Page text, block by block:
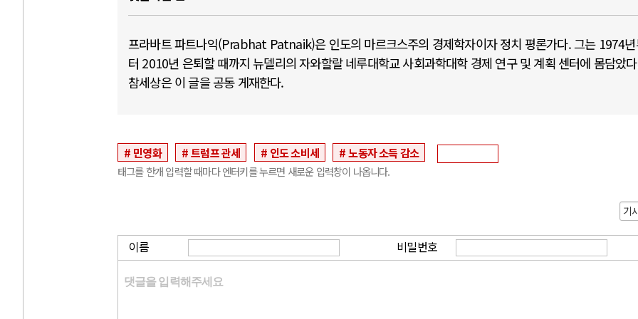
프라바트 파트나익(Prabhat Patnaik)은 인도의 마르크스주의 경제학자이자 정치 평론가다. 그는 1974
터 2010년 은퇴할 때까지 뉴델리의 자와할랄 네루대학교 사회과학대학 경제 연구 및 계획 센터에 몸담았
참세상은 이 글을 공동 게재한다.
민영화 트럼프 관세 인도 소비세 노동자 소득 감소
태그를 한개 입력할 때마다 엔터키를 누르면 새로운 입력창이 나옵니다.
기
이름 비밀번호